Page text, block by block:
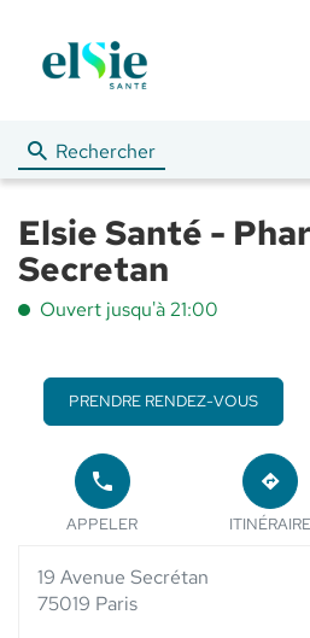
Rechercher
Elsie Santé -
Secretan
Ouvert jusqu'à 21:00
PRENDRE RENDEZ-VOUS
APPELER
LE POINT
DE VENTE
SANTÉ -
PHARMACIE
APPELER ITINÉRAIRE
POINT
DE
19 Avenue Secrétan
75019 Paris